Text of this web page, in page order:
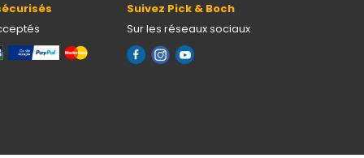
Suivez Pick & Boch
Sur les réseaux sociaux